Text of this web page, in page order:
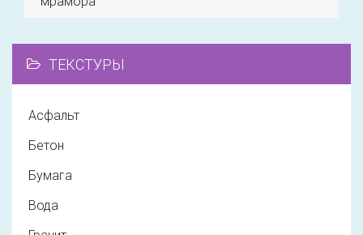
ТЕКСТУРЫ
Асфальт
Бетон
Бумага
Вода